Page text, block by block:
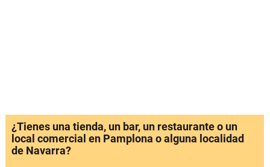
¿Tienes una tienda, un bar, un restaurante o un
local comercial en Pamplona o alguna localidad
de Navarra?